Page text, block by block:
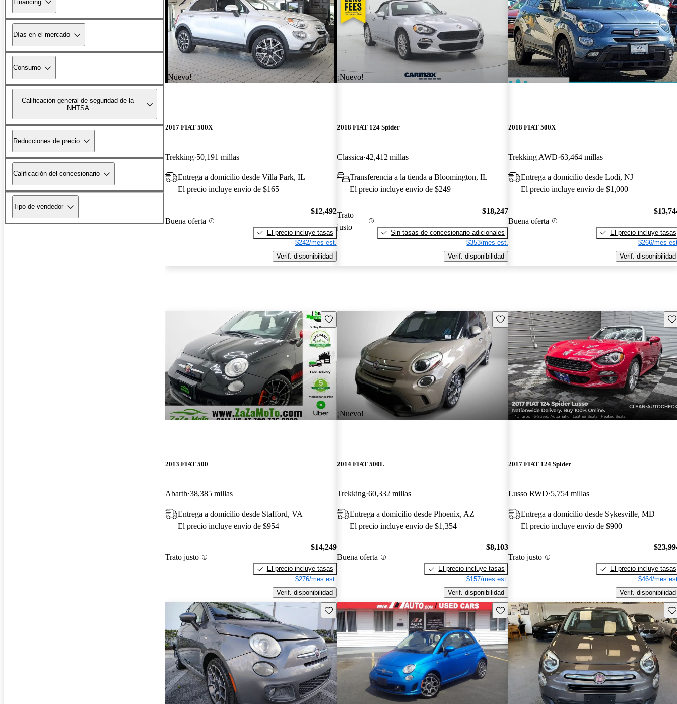
Financing
Días en el mercado
Consumo
Calificación general de seguridad de la
NHTSA
Reducciones de precio
Calificación del concesionario
Tipo de vendedor
¡Nuevo!
2017 FIAT 500X
Trekking 50,191 millas
Entrega a domicilio desde Villa Park, IL
El precio incluye envío de $165
Buena oferta
$12,492
El precio incluye tasas
$242/mes est.
Verif. disponibilidad
¡Nuevo!
2018 FIAT 124 Spider
Classica 42,412 millas
Transferencia a la tienda a Bloomington, IL
El precio incluye envío de $249
Trato
justo
$18,247
Sin tasas de concesionario adicionales
$353/mes est.
Verif. disponibilidad
2018 FIAT 500X
Trekking AWD 63,464 millas
Entrega a domicilio desde Lodi, NJ
El precio incluye envío de $1,000
Buena oferta
El precio incluye tasas
$266/mes
Verif. disponibilidad
Guarda este Aviso
2013 FIAT 500
Abarth 38,385 millas
Entrega a domicilio desde Stafford, VA
El precio incluye envío de $954
Trato justo
$14,249
El precio incluye tasas
$276/mes est.
Verif. disponibilidad
¡Nuevo!
Guarda este Aviso
2014 FIAT 500L
Trekking 60,332 millas
Entrega a domicilio desde Phoenix, AZ
El precio incluye envío de $1,354
Buena oferta
$8,103
El precio incluye tasas
$157/mes est.
Verif. disponibilidad
2017 FIAT 124 Spider
Lusso RWD 5,754 millas
Entrega a domicilio desde Sykesville, MD
El precio incluye envío de $900
Trato justo
El precio incluye tasas
$464/mes
Verif. disponibilidad
Guarda este Aviso Guarda este Aviso